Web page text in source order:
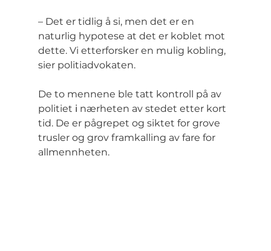
– Det er tidlig å si, men det er en
naturlig hypotese at det er koblet mot
dette. Vi etterforsker en mulig kobling,
sier politiadvokaten.
De to mennene ble tatt kontroll på av
politiet i nærheten av stedet etter kort
tid. De er pågrepet og siktet for grove
trusler og grov framkalling av fare for
allmennheten.